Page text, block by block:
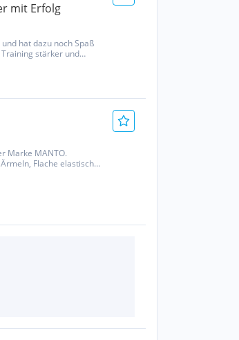
mit Erfolg
hat dazu noch Spaß
stärker und
den Händen und
!!!! zu 2. machts...
Marke MANTO.
Flache elastische